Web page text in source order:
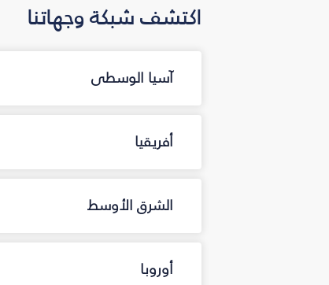
اكتشف شبكة وجهاتنا
آسيا الوسطى
أفريقيا
الشرق الأوسط
أوروبا